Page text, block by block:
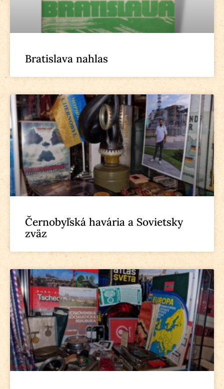
Bratislava nahlas
Černobyľská havária a Sovietsky
zväz